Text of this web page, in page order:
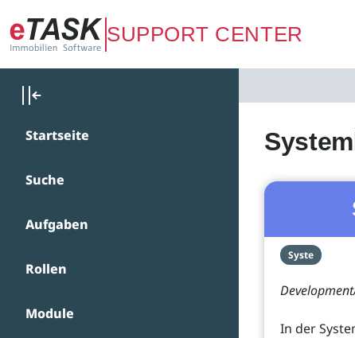
Zum Hauptinhalt springen
SUPPORT CENTER
Startseite
Suche
Aufgaben
Rollen
Module
Syste
In der